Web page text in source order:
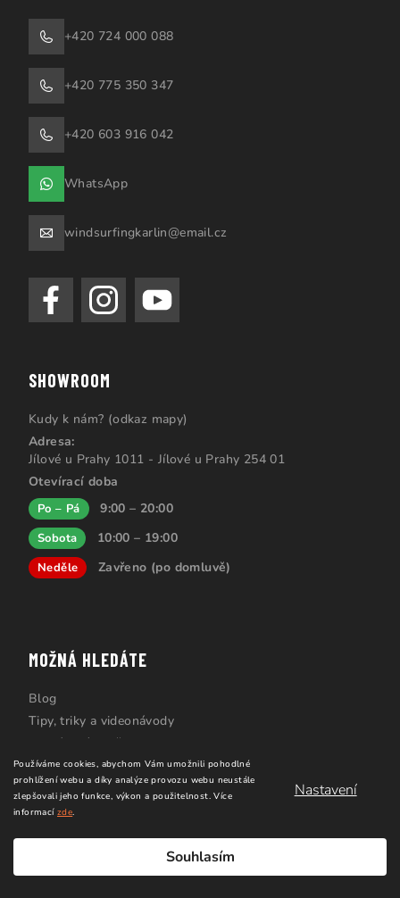
Používáme cookies, abychom Vám umožnili pohodlné
prohlížení webu a díky analýze provozu webu neustále
zlepšovali jeho funkce, výkon a použitelnost.Více
informacízde.
Nastavení
Souhlasím
+420 724 000 088
+420 775 350 347
+420 603 916 042
WhatsApp
windsurfingkarlin@email.cz
SHOWROOM
Kudy k nám? (odkaz mapy)
Adresa:
Jílové u Prahy 1011 - Jílové u Prahy 254 01
Otevírací doba
Po – Pá 9:00 – 20:00
Sobota 10:00 – 19:00
Neděle Zavřeno (po domluvě)
MOŽNÁ HLEDÁTE
Blog
Tipy, triky a videonávody
Prodávané značky
Kurzy
Slovník pojmů
ZÁKAZNICKÝ SERVIS